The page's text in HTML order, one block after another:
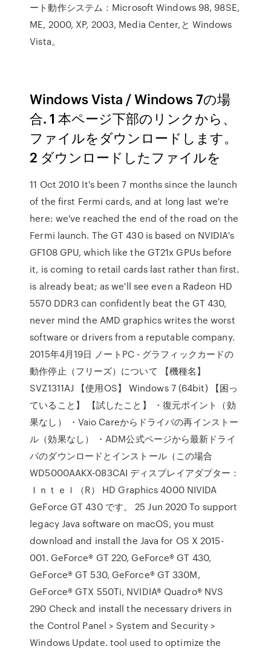
ート動作システム：Microsoft Windows 98, 98SE,
ME, 2000, XP, 2003, Media Center,と Windows
Vista。
Windows Vista / Windows 7の場
合. 1 本ページ下部のリンクから、
ファイルをダウンロードします。
2 ダウンロードしたファイルを
11 Oct 2010 It's been 7 months since the launch
of the first Fermi cards, and at long last we're
here: we've reached the end of the road on the
Fermi launch. The GT 430 is based on NVIDIA's
GF108 GPU, which like the GT21x GPUs before
it, is coming to retail cards last rather than first.
is already beat; as we'll see even a Radeon HD
5570 DDR3 can confidently beat the GT 430,
never mind the AMD graphics writes the worst
software or drivers from a reputable company.
2015年4月19日 ノートPC - グラフィックカードの
動作停止（フリーズ）について 【機種名】
SVZ1311AJ 【使用OS】 Windows 7 (64bit) 【困っ
ていること】 【試したこと】 ・復元ポイント（効
果なし） ・Vaio Careからドライバの再インストー
ル（効果なし） ・ADM公式ページから最新ドライ
バのダウンロードとインストール（この場合
WD5000AAKX-083CAI ディスプレイアダプター：
Ｉｎｔｅｌ（R） HD Graphics 4000 NIVIDA
GeForce GT 430 です。 25 Jun 2020 To support
legacy Java software on macOS, you must
download and install the Java for OS X 2015-
001. GeForce® GT 220, GeForce® GT 430,
GeForce® GT 530, GeForce® GT 330M,
GeForce® GTX 550Ti, NVIDIA® Quadro® NVS
290 Check and install the necessary drivers in
the Control Panel > System and Security >
Windows Update. tool used to optimize the